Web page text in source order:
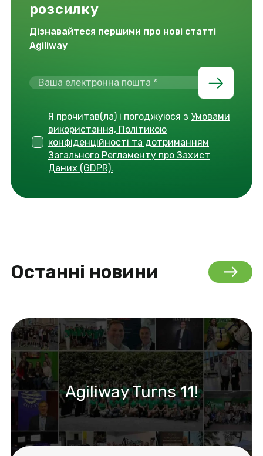
розсилку
Дізнавайтеся першими про нові статті
Agiliway
Я прочитав(ла) і погоджуюся з Умовами
використання, Політикою
конфіденційності та дотриманням
Загального Регламенту про Захист
Даних (GDPR).
Останні новини
Agiliway Turns 11!